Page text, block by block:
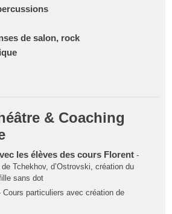
de salon, rock
& Coaching
les élèves des cours Florent-
Tchekhov, d’Ostrovski, création du
sans dot
Cours particuliers avec création de